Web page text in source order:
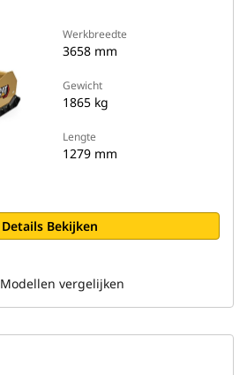
Werkbreedte
3658 mm
Gewicht
1865 kg
Lengte
1279 mm
Details Bekijken
Modellen vergelijken